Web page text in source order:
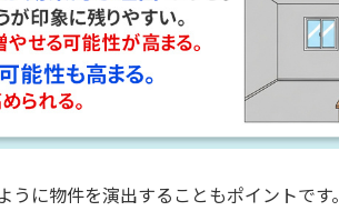
に物件を演出することもポイントです。